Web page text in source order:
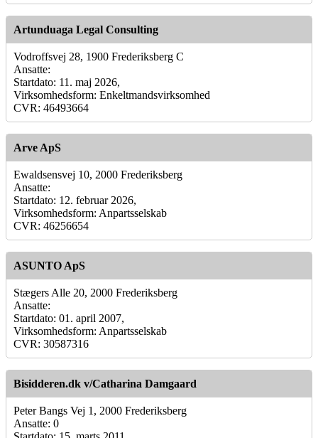
Artunduaga Legal Consulting
Vodroffsvej 28, 1900 Frederiksberg C
Ansatte:
Startdato: 11. maj 2026,
Virksomhedsform: Enkeltmandsvirksomhed
CVR: 46493664
Arve ApS
Ewaldsensvej 10, 2000 Frederiksberg
Ansatte:
Startdato: 12. februar 2026,
Virksomhedsform: Anpartsselskab
CVR: 46256654
ASUNTO ApS
Stægers Alle 20, 2000 Frederiksberg
Ansatte:
Startdato: 01. april 2007,
Virksomhedsform: Anpartsselskab
CVR: 30587316
Bisidderen.dk v/Catharina Damgaard
Peter Bangs Vej 1, 2000 Frederiksberg
Ansatte: 0